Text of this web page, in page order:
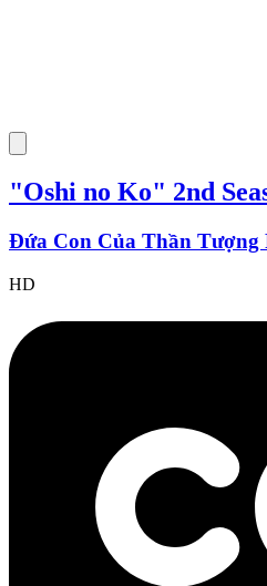
"Oshi no Ko" 2nd
Đứa Con Của Thần Tượng
HD